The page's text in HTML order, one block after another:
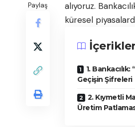
Paylaş
alıyoruz.
küresel
1.
Geçişin Şifreleri
2. Kıymetli
Üretim